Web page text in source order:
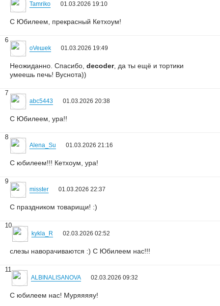
Tamriko 01.03.2026 19:10
С Юбилеем, прекрасный Кетхоум!
6
oVeшеk 01.03.2026 19:49
Неожиданно. Спасибо, decoder, да ты ещё и тортики
умеешь печь! Вуснота))
7
abc5443 01.03.2026 20:38
С Юбилеем, ура!!
8
Alena_Su 01.03.2026 21:16
С юбилеем!!! Кетхоум, ура!
9
misster 01.03.2026 22:37
С праздником товарищи! :)
10
kykla_R 02.03.2026 02:52
слезы наворачиваются :) С Юбилеем нас!!!
11
ALBINALISANOVA 02.03.2026 09:32
С юбилеем нас! Муряяяяу!